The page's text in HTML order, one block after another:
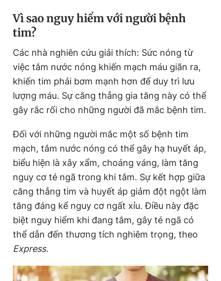
Vì sao nguy hiểm với người bệnh
tim?
Các nhà nghiên cứu giải thích: Sức nóng từ
việc tắm nước nóng khiến mạch máu giãn ra,
khiến tim phải bơm mạnh hơn để duy trì lưu
lượng máu. Sự căng thẳng gia tăng này có thể
gây rắc rối cho những người đã mắc bệnh tim.
Đối với những người mắc một số bệnh tim
mạch, tắm nước nóng có thể gây hạ huyết áp,
biểu hiện là xây xẩm, choáng váng, làm tăng
nguy cơ té ngã trong khi tắm. Sự kết hợp giữa
căng thẳng tim và huyết áp giảm đột ngột làm
tăng đáng kể nguy cơ ngất xỉu. Điều này đặc
biệt nguy hiểm khi đang tắm, gây té ngã có
thể dẫn đến thương tích nghiêm trọng, theo
Express.